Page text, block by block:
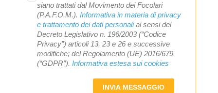
siano trattati dal Movimento dei Focolari
(P.A.F.O.M.). Informativa in materia di privacy
e trattamento dei dati personaliai sensi del
Decreto Legislativo n. 196/2003 (“Codice
Privacy”) articoli 13, 23 e 26 e successive
modifiche; del Regolamento (UE) 2016/679
(“GDPR”). Informativa estesa sui cookies
INVIA MESSAGGIO